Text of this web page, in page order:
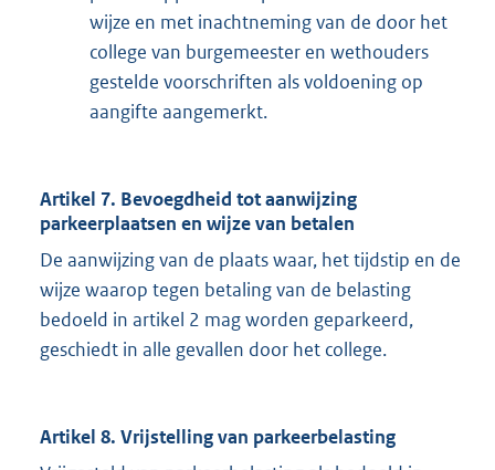
wijze en met inachtneming van de door het
college van burgemeester en wethouders
gestelde voorschriften als voldoening op
aangifte aangemerkt.
Artikel 7. Bevoegdheid tot aanwijzing
parkeerplaatsen en wijze van betalen
De aanwijzing van de plaats waar, het tijdstip en de
wijze waarop tegen betaling van de belasting
bedoeld in artikel 2 mag worden geparkeerd,
geschiedt in alle gevallen door het college.
Artikel 8. Vrijstelling van parkeerbelasting